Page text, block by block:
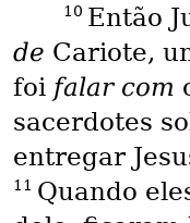
10 Então
de Cariote,
foi falar com
sacerdotes
entregar
11 Quando